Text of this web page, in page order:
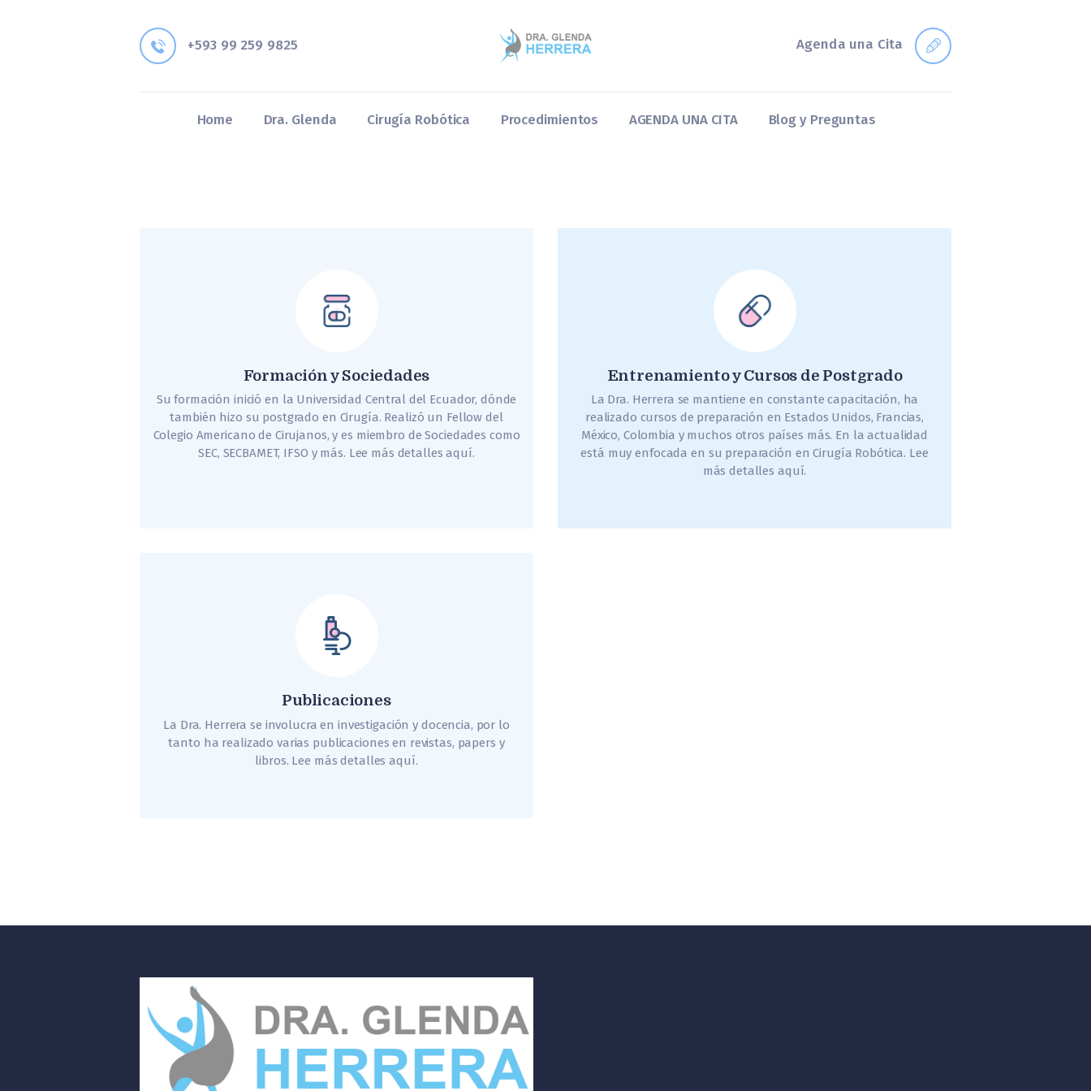
+593 99 259 9825 Agenda una Cita
Home Dra. Glenda Cirugía Robótica Procedimientos AGENDA UNA CITA Blog y Preguntas
Dra. Glenda
Cirugía Robótica
Procedimientos
Formación y Sociedades
Su formación inició en la Universidad Central del Ecuador, dónde
también hizo su postgrado en Cirugía. Realizó un Fellow del
Colegio Americano de Cirujanos, y es miembro de Sociedades como
SEC, SECBAMET, IFSO y más. Lee más detalles aquí.
Entrenamiento y Cursos de Postgrado
La Dra. Herrera se mantiene en constante capacitación, ha
realizado cursos de preparación en Estados Unidos, Francias,
México, Colombia y muchos otros países más. En la actualidad
está muy enfocada en su preparación en Cirugía Robótica. Lee
más detalles aquí.
Publicaciones
La Dra. Herrera se involucra en investigación y docencia, por lo
tanto ha realizado varias publicaciones en revistas, papers y
libros. Lee más detalles aquí.